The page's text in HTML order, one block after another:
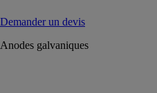
Demander un devis
Anodes galvaniques